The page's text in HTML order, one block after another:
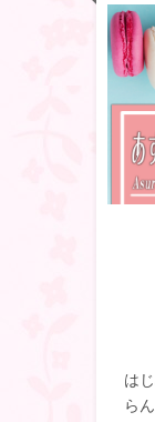
は
ら